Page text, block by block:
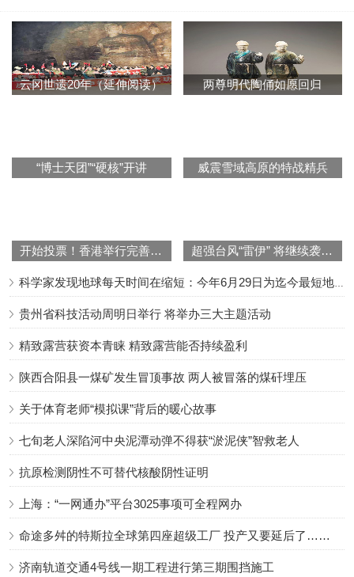
云冈世遗20年（延伸阅读） 两尊明代陶俑如愿回归
“博士天团”“硬核”开讲 威震雪域高原的特战精兵
开始投票！香港举行完善选举制度后首次立法会选举 超强台风“雷伊” 将继续袭击西沙、中沙群岛附近海域
科学家发现地球每天时间在缩短：今年6月29日为迄今最短地球日
贵州省科技活动周明日举行 将举办三大主题活动
精致露营获资本青睐 精致露营能否持续盈利
陕西合阳县一煤矿发生冒顶事故 两人被冒落的煤矸埋压
关于体育老师“模拟课”背后的暖心故事
七旬老人深陷河中央泥潭动弹不得获“淤泥侠”智救老人
抗原检测阴性不可替代核酸阴性证明
上海：“一网通办”平台3025事项可全程网办
命途多舛的特斯拉全球第四座超级工厂 投产又要延后了……
济南轨道交通4号线一期工程进行第三期围挡施工